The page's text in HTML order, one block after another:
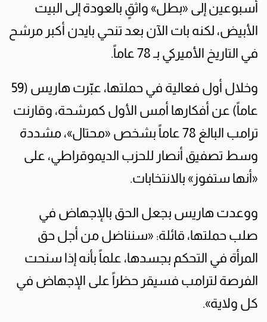
أسبوعين إلى «بطل» واثقٍ بالعودة إلى البيت
الأبيض، لكنه بات الآن بعد تنحي بايدن أكبر مرشح
في التاريخ الأميركي بـ 78 عاماً.
وخلال أول فعالية في حملتها، عبّرت هاريس (59
عاماً) عن أفكارها أمس الأول كمرشحة، وقارنت
ترامب البالغ 78 عاماً بشخص «محتال»، مشددة
وسط تصفيق أنصار للحزب الديموقراطي، على
«أنها ستفوز» بالانتخابات.
ووعدت هاريس بجعل الحق بالإجهاض في
صلب حملتها، قائلة: «سنناضل من أجل حق
المرأة في التحكم بجسدها، علماً بأنه إذا سنحت
الفرصة لترامب فسيقر حظراً على الإجهاض في
كل ولاية».